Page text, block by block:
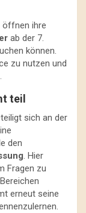
öffnen ihre
ab der 7.
können.
zu nutzen und
teil
sich an der
den
. Hier
Fragen zu
erneut seine